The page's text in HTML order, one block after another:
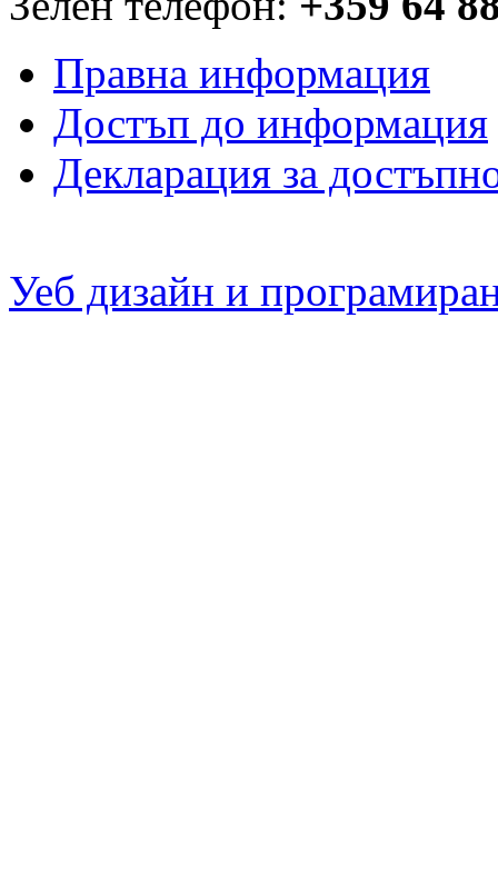
Правна информация
Достъп до информация
Декларация за
Уеб дизайн и